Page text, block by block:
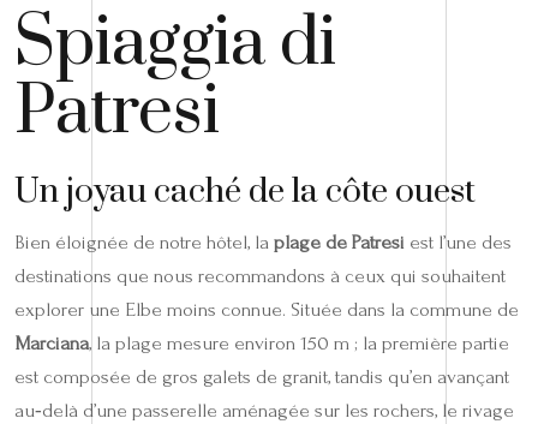
Spiaggia di
Patresi
Un joyau caché de la côte ouest
Bien éloignée de notre hôtel, la plage de Patresi est l’une des
destinations que nous recommandons à ceux qui souhaitent
explorer une Elbe moins connue. Située dans la commune de
Marciana, la plage mesure environ 150 m ; la première partie
est composée de gros galets de granit, tandis qu’en avançant
au‑delà d’une passerelle aménagée sur les rochers, le rivage